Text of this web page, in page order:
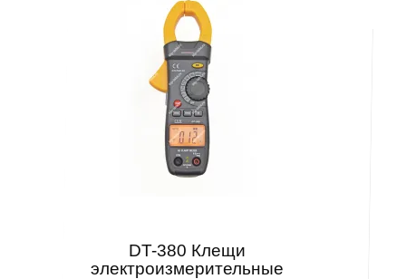
DT-380 Клещи
электроизмерительные